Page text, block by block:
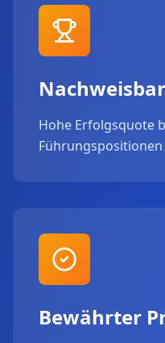
Hohe Erfolgsquote
Bewährter